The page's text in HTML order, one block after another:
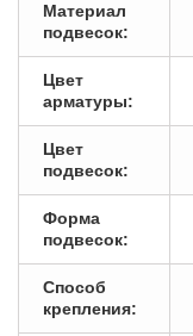
Материал
подвесок:
Цвет
арматуры:
Цвет
подвесок:
Форма
подвесок:
Способ
крепления: